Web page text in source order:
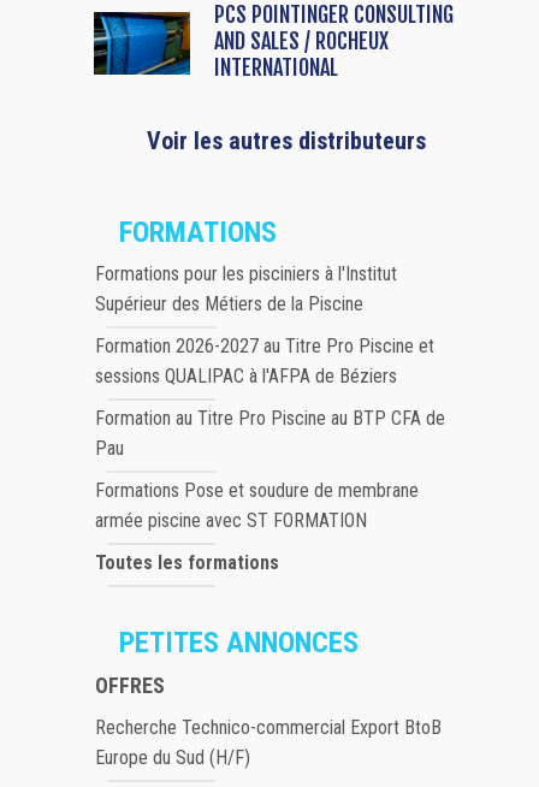
PCS POINTINGER CONSULTING
AND SALES / ROCHEUX
INTERNATIONAL
Voir les autres distributeurs
FORMATIONS
Formations pour les pisciniers à l'Institut
Supérieur des Métiers de la Piscine
Formation 2026-2027 au Titre Pro Piscine et
sessions QUALIPAC à l'AFPA de Béziers
Formation au Titre Pro Piscine au BTP CFA de
Pau
Formations Pose et soudure de membrane
armée piscine avec ST FORMATION
Toutes les formations
PETITES ANNONCES
OFFRES
Recherche Technico-commercial Export BtoB
Europe du Sud (H/F)